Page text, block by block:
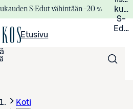
S-Edut vähintään –20 %
S-
Etusivu
Koti